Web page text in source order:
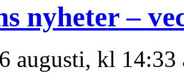
nyheter –
augusti, kl